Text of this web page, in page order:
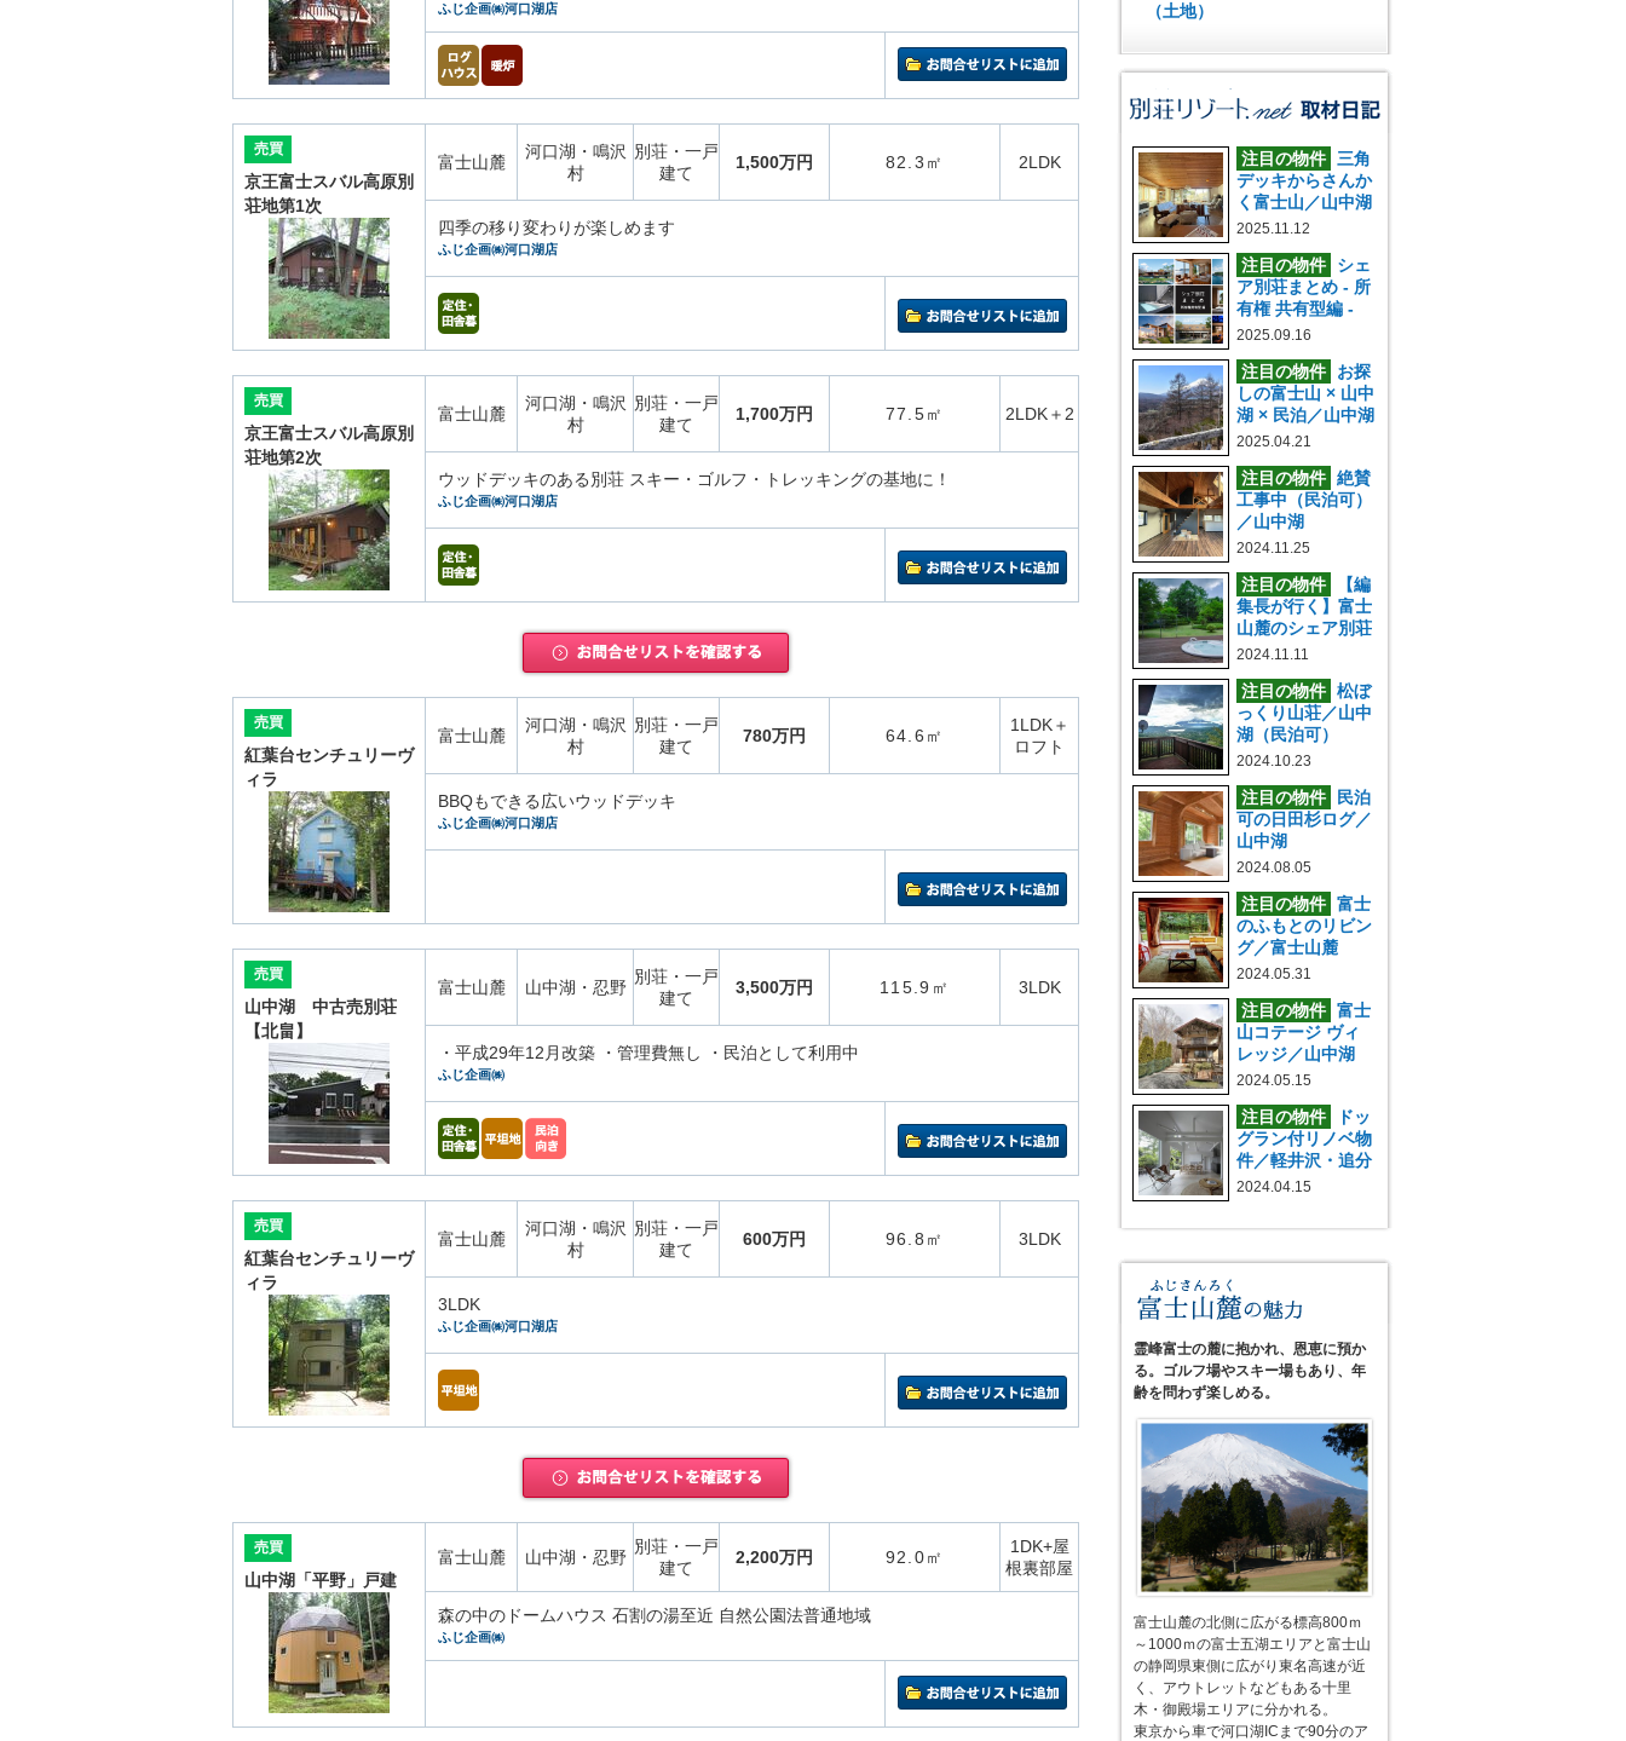
ふじ企画㈱河口湖店
売買
京王富士スバル高原別
荘地第1次
富士山麓
河口湖・鳴沢
村
別荘・一戸
建て
1,500万円 82.3㎡ 2LDK
四季の移り変わりが楽しめます
ふじ企画㈱河口湖店
売買
京王富士スバル高原別
荘地第2次
富士山麓
河口湖・鳴沢
村
別荘・一戸
建て
1,700万円 77.5㎡ 2LDK＋2
ウッドデッキのある別荘 スキー・ゴルフ・トレッキングの基地に！
ふじ企画㈱河口湖店
売買
紅葉台センチュリーヴ
ィラ
富士山麓
河口湖・鳴沢
村
別荘・一戸
建て
780万円 64.6㎡
1LDK＋
ロフト
BBQもできる広いウッドデッキ
ふじ企画㈱河口湖店
売買
山中湖 中古売別荘
【北畠】
富士山麓 山中湖・忍野
別荘・一戸
建て
3,500万円 115.9㎡ 3LDK
・平成29年12月改築 ・管理費無し ・民泊として利用中
ふじ企画㈱
売買
紅葉台センチュリーヴ
ィラ
富士山麓
河口湖・鳴沢
村
別荘・一戸
建て
600万円 96.8㎡ 3LDK
3LDK
ふじ企画㈱河口湖店
売買
山中湖「平野」戸建
富士山麓 山中湖・忍野
別荘・一戸
建て
2,200万円 92.0㎡
1DK+屋
根裏部屋
森の中のドームハウス 石割の湯至近 自然公園法普通地域
ふじ企画㈱
（土地）
注目の物件
三角
デッキからさんか
く富士山／山中湖
2025.11.12
注目の物件
シェ
ア別荘まとめ - 所
有権 共有型編 -
2025.09.16
注目の物件
お探
しの富士山 × 山中
湖 × 民泊／山中湖
2025.04.21
注目の物件 絶賛
工事中（民泊可）
／山中湖
2024.11.25
注目の物件
【編
集長が行く】富士
山麓のシェア別荘
2024.11.11
注目の物件 松ぼ
っくり山荘／山中
湖（民泊可）
2024.10.23
注目の物件
民泊
可の日田杉ログ／
山中湖
2024.08.05
注目の物件 富士
のふもとのリビン
グ／富士山麓
2024.05.31
注目の物件 富士
山コテージ ヴィ
レッジ／山中湖
2024.05.15
注目の物件
ドッ
グラン付リノベ物
件／軽井沢・追分
2024.04.15
霊峰富士の麓に抱かれ、恩恵に預か
る。ゴルフ場やスキー場もあり、年
齢を問わず楽しめる。
富士山麓の北側に広がる標高800ｍ
～1000ｍの富士五湖エリアと富士山
の静岡県東側に広がり東名高速が近
く、アウトレットなどもある十里
木・御殿場エリアに分かれる。
東京から車で河口湖ICまで90分のア